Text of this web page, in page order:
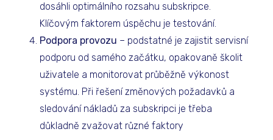
dosáhli optimálního rozsahu subskripce.
Klíčovým faktorem úspěchu je testování.
Podpora provozu – podstatné je zajistit servisní
podporu od samého začátku, opakovaně školit
uživatele a monitorovat průběžně výkonost
systému. Při řešení změnových požadavků a
sledování nákladů za subskripci je třeba
důkladně zvažovat různé faktory